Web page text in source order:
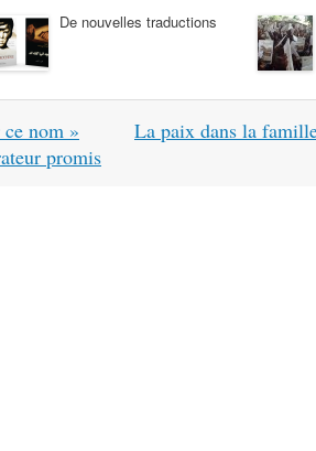
De nouvelles traductions
nom »
promis
La paix dans la